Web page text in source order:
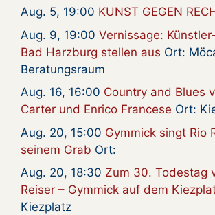
Aug. 5, 19:00 KUNST GEGEN
Aug. 9, 19:00 Vernissage:
Bad Harzburg stellen aus Ort:
Beratungsraum
Aug. 16, 16:00 Country and Blues
Carter und Enrico Francese Ort:
Aug. 20, 15:00 Gymmick singt Rio
seinem Grab Ort:
Aug. 20, 18:30 Zum 30. Todestag
Reiser – Gymmick auf dem
Kiezplatz